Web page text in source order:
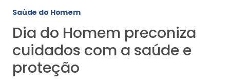
Saúde do Homem
Dia do Homem preconiza
cuidados com a saúde e
proteção